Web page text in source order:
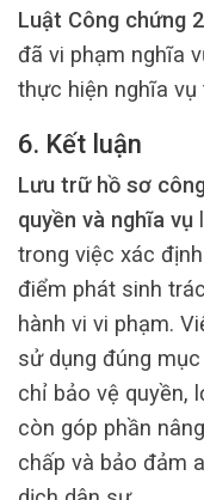
Luật Công chứng
đã vi phạm nghĩa
thực hiện nghĩa vụ
6. Kết luận
Lưu trữ hồ sơ
quyền và nghĩa vụ
trong việc xác
điểm phát sinh
hành vi vi phạm.
sử dụng đúng
chỉ bảo vệ quyền,
còn góp phần
chấp và bảo đảm